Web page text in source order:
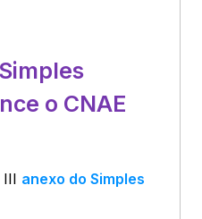
o CNAE
III anexo do Simples